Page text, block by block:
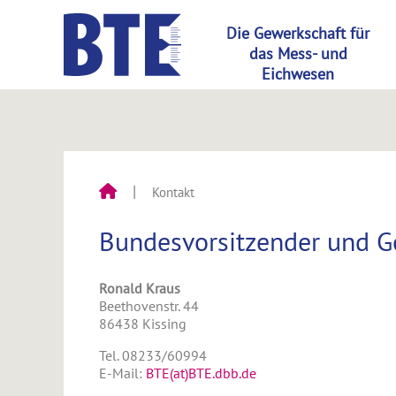
Kontakt
Bundesvorsitzender und
Ronald Kraus
Beethovenstr. 44
86438 Kissing
Tel. 08233/60994
E-Mail: BTE(at)BTE.dbb.de